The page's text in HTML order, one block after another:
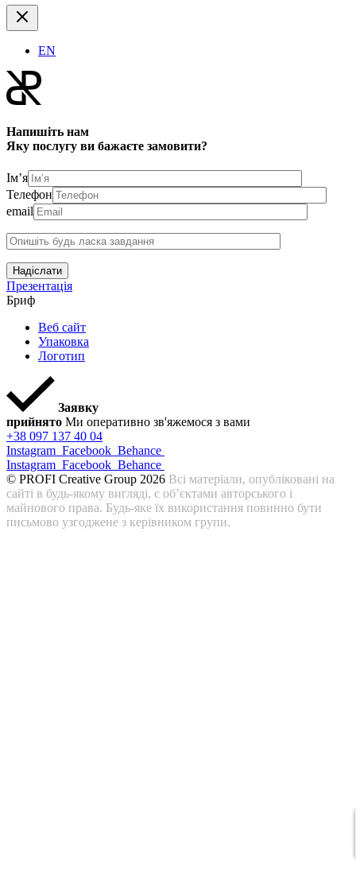
EN
Напишіть нам
Яку послугу ви бажаєте замовити?
Ім’я
Телефон
email
Надіслати
Презентація
Бриф
Веб сайт
Упаковка
Логотип
Заявку
прийнято Ми оперативно зв'яжемося з вами
+38 097 137 40 04
Instagram Facebook Behance
Instagram Facebook Behance
© PROFI Creative Group 2026 Всі матеріали, опубліковані на
сайті в будь-якому вигляді, є об’єктами авторського і
майнового права. Будь-яке їх використання повинно бути
письмово узгоджене з керівником групи.